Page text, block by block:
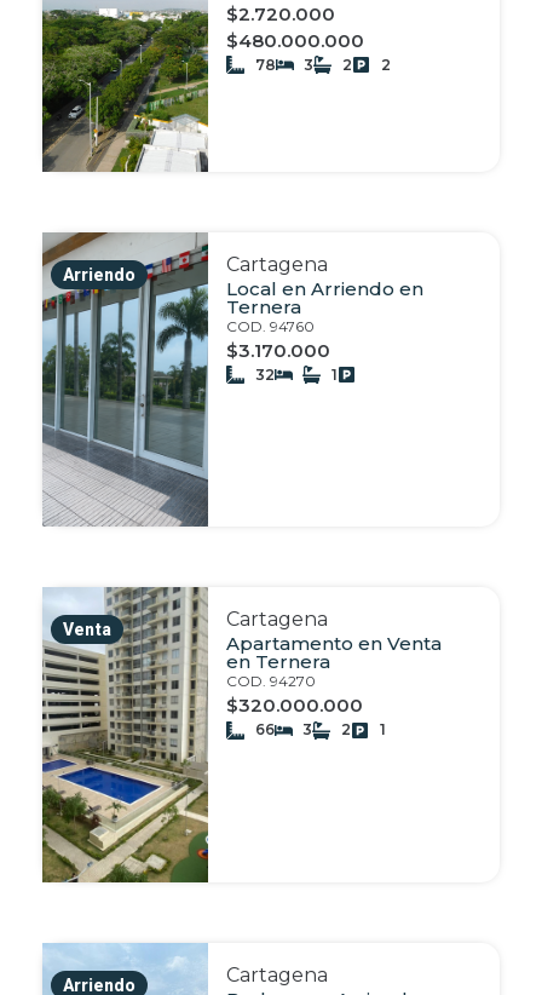
$2.720.000
$480.000.000
78 3 2 2
Arriendo
Cartagena
Local en Arriendo en
Ternera
COD. 94760
$3.170.000
32 1
Venta
Cartagena
Apartamento en Venta
en Ternera
COD. 94270
$320.000.000
66 3 2 1
Arriendo
Cartagena